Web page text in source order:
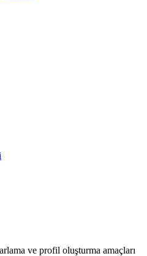
ve profil oluşturma amaçları